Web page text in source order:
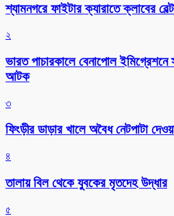
শ্যামনগরে ফাইটার ক্যারাতে ক্লাবের
২
ভারত পাচারকালে বেনাপোল ইমিগ্রেশনে
আটক
৩
ফিংড়ীর ডাড়ার খালে অবৈধ নেটপাটা
৪
তালায় বিল থেকে যুবকের মৃতদেহ উদ্ধার
৫